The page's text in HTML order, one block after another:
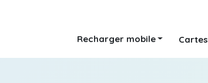
Recharger mobile